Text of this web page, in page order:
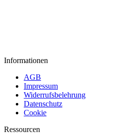
Informationen
AGB
Impressum
Widerrufsbelehrung
Datenschutz
Cookie
Ressourcen